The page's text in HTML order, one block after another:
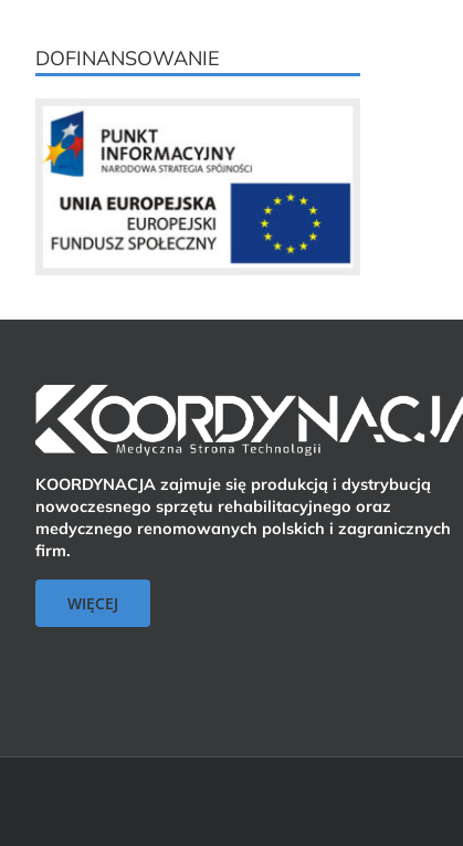
DOFINANSOWANIE
KOORDYNACJA zajmuje się produkcją i dystrybucją
nowoczesnego sprzętu rehabilitacyjnego oraz
medycznego renomowanych polskich i zagranicznych
firm.
WIĘCEJ